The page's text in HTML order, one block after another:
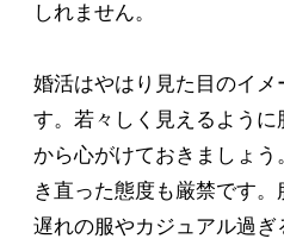
しれません。
婚活はやはり見た目のイ
す。若々しく見えるよう
から心がけておきましょ
き直った態度も厳禁です
遅れの服やカジュアル過